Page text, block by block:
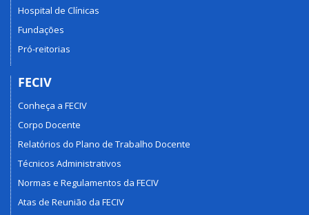
Hospital de Clínicas
Fundações
Pró-reitorias
FECIV
Conheça a FECIV
Corpo Docente
Relatórios do Plano de Trabalho Docente
Técnicos Administrativos
Normas e Regulamentos da FECIV
Atas de Reunião da FECIV